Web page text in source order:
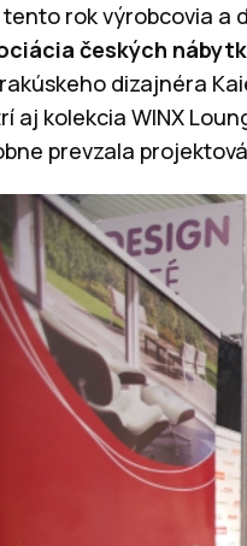
tento rok výrobcovia a
českých
dizajnéra
aj kolekcia WINX
prevzala